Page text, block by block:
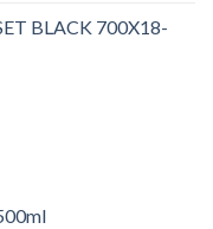
BLACK 700X18-